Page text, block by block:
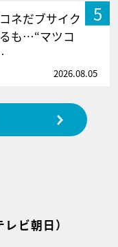
5
ネだブサイク
も…“マツコ
2026.08.05
レビ朝日）